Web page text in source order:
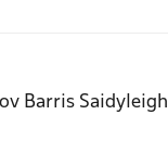
Barris Saidyleigh